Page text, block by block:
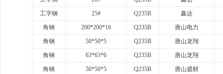
工字钢
25# Q235B
鑫达
角钢
200*200*16 Q235B
唐山电力
角钢
50*50*5 Q235B
唐山龙翔
角钢
63*63*6 Q235B
唐山龙翔
角钢
50*50*5 Q235B
唐山盛财